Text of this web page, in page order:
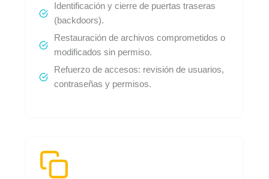
Identificación y cierre de puertas traseras
(backdoors).
Restauración de archivos comprometidos o
modificados sin permiso.
Refuerzo de accesos: revisión de usuarios,
contraseñas y permisos.